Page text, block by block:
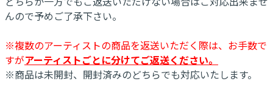
んので予めご了承下さい。
※複数のアーティストの商品を返送いただく際は、お手数で
すがアーティストごとに分けてご返送ください。
※商品は未開封、開封済みのどちらでも対応いたします。